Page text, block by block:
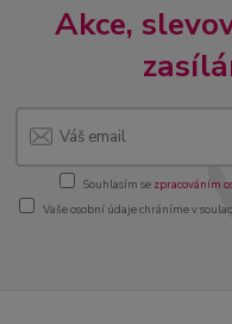
Akce,
Souhlasím se zpracováním
Vaše osobní údaje chráníme v